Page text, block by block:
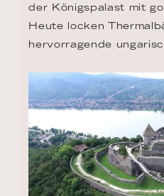
der Königspalast mit
Heute locken
hervorragende